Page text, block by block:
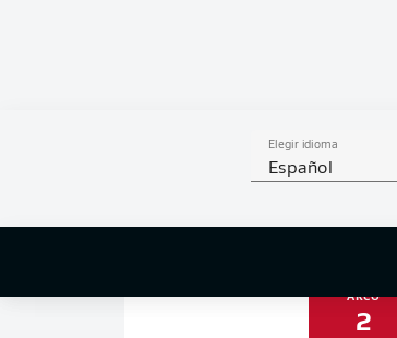
Elegir idioma
EspañolASISTENCIAS
ARCO
2